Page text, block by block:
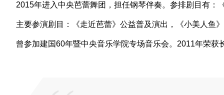
2015年进入中央芭蕾舞团，担任钢琴伴奏。参排剧目有
主要参演剧目：《走近芭蕾》公益普及演出，《小美人鱼
曾参加建国60年暨中央音乐学院专场音乐会。2011年荣获